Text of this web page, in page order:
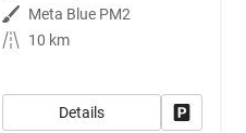
Außenfarbe Meta Blue PM2
Kilometerstand
10 km
Details